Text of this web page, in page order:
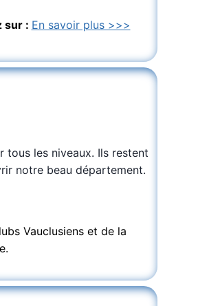
sur : En savoir plus >>>
tous les niveaux. Ils restent
notre beau département.
Vauclusiens et de la